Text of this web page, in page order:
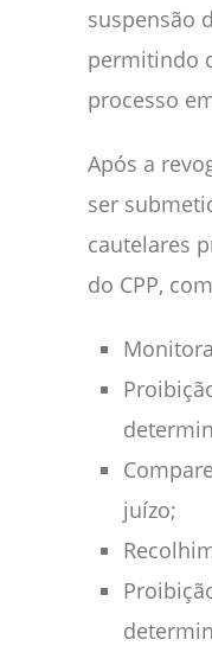
suspensão
permitindo
processo
Após a
ser
cautelares
do CPP,
juízo;